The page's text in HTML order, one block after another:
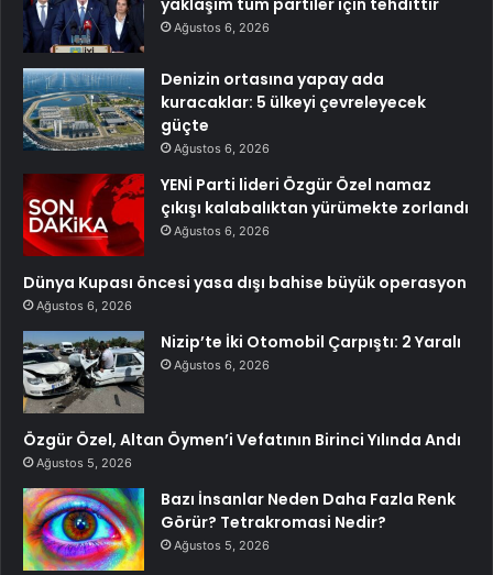
Ağustos 6, 2026
Denizin ortasına yapay ada
kuracaklar: 5 ülkeyi çevreleyecek
güçte
Ağustos 6, 2026
YENİ Parti lideri Özgür Özel namaz
çıkışı kalabalıktan yürümekte zorlandı
Ağustos 6, 2026
Dünya Kupası öncesi yasa dışı bahise büyük operasyon
Ağustos 6, 2026
Nizip’te İki Otomobil Çarpıştı: 2 Yaralı
Ağustos 6, 2026
Özgür Özel, Altan Öymen’i Vefatının Birinci Yılında Andı
Ağustos 5, 2026
Bazı İnsanlar Neden Daha Fazla Renk
Görür? Tetrakromasi Nedir?
Ağustos 5, 2026